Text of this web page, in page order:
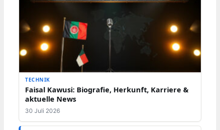
TECHNIK
Faisal Kawusi: Biografie, Herkunft, Karriere &
aktuelle News
30 Juli 2026